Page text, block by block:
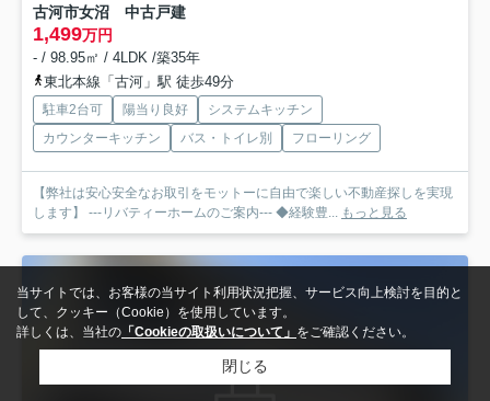
古河市女沼 中古戸建
1,499万円
- / 98.95㎡ / 4LDK /築35年
東北本線「古河」駅 徒歩49分
駐車2台可 陽当り良好
システムキッチン
カウンターキッチン
バス・トイレ別 フローリング
【弊社は安心安全なお取引をモットーに自由で楽しい不動産探しを実現
します】 ---リバティーホームのご案内--- ◆経験豊...
もっと見る
当サイトでは、お客様の当サイト利用状況把握、サービス向上検討を目的と
して、クッキー（Cookie）を使用しています。
詳しくは、当社の 「Cookieの取扱いについて」 をご確認ください。
閉じる